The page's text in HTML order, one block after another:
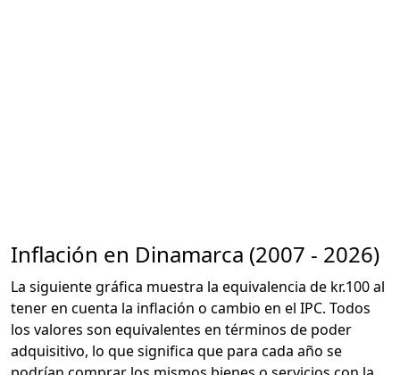
Inflación en Dinamarca (2007 - 2026)
La siguiente gráfica muestra la equivalencia de kr.100 al
tener en cuenta la inflación o cambio en el IPC. Todos
los valores son equivalentes en términos de poder
adquisitivo, lo que significa que para cada año se